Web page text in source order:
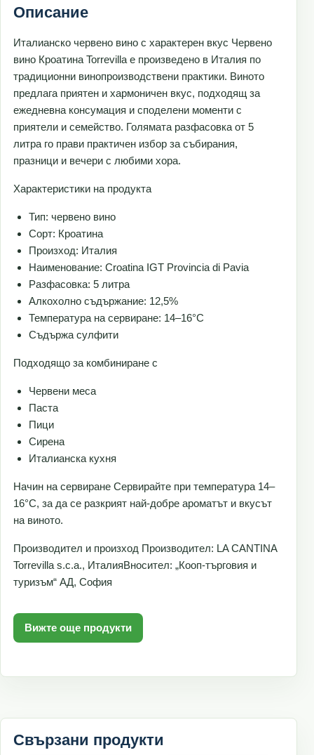
Описание
Италианско червено вино с характерен вкус Червено
вино Кроатина Torrevilla е произведено в Италия по
традиционни винопроизводствени практики. Виното
предлага приятен и хармоничен вкус, подходящ за
ежедневна консумация и споделени моменти с
приятели и семейство. Голямата разфасовка от 5
литра го прави практичен избор за събирания,
празници и вечери с любими хора.
Характеристики на продукта
Тип: червено вино
Сорт: Кроатина
Произход: Италия
Наименование: Croatina IGT Provincia di Pavia
Разфасовка: 5 литра
Алкохолно съдържание: 12,5%
Температура на сервиране: 14–16°C
Съдържа сулфити
Подходящо за комбиниране с
Червени меса
Паста
Пици
Сирена
Италианска кухня
Начин на сервиране Сервирайте при температура 14–
16°C, за да се разкрият най-добре ароматът и вкусът
на виното.
Производител и произход Производител: LA CANTINA
Torrevilla s.c.a., ИталияВносител: „Кооп-търговия и
туризъм“ АД, София
Вижте още продукти
Свързани продукти